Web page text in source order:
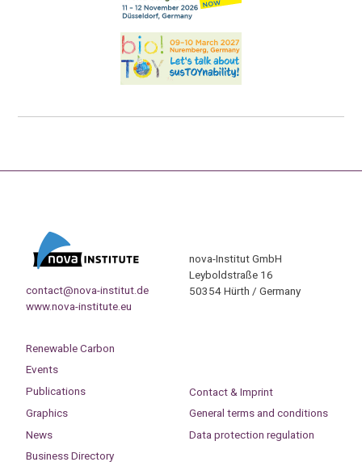
contact@nova-institut.de
www.nova-institute.eu
nova-Institut GmbH
Leyboldstraße 16
50354 Hürth / Germany
Renewable Carbon
Events
Publications
Graphics
News
Business Directory
Contact & Imprint
General terms and conditions
Data protection regulation